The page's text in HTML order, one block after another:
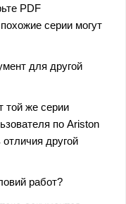
PDF
серии могут
для другой
той же серии
по Ariston
другой
работ?